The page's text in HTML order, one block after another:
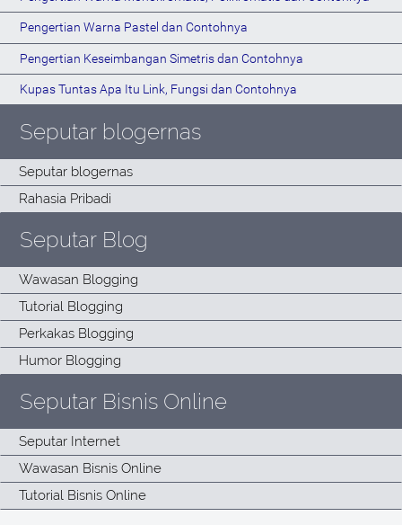
Pengertian Warna Pastel dan Contohnya
Pengertian Keseimbangan Simetris dan Contohnya
Kupas Tuntas Apa Itu Link, Fungsi dan Contohnya
Seputar blogernas
Seputar Blog
Seputar Bisnis Online